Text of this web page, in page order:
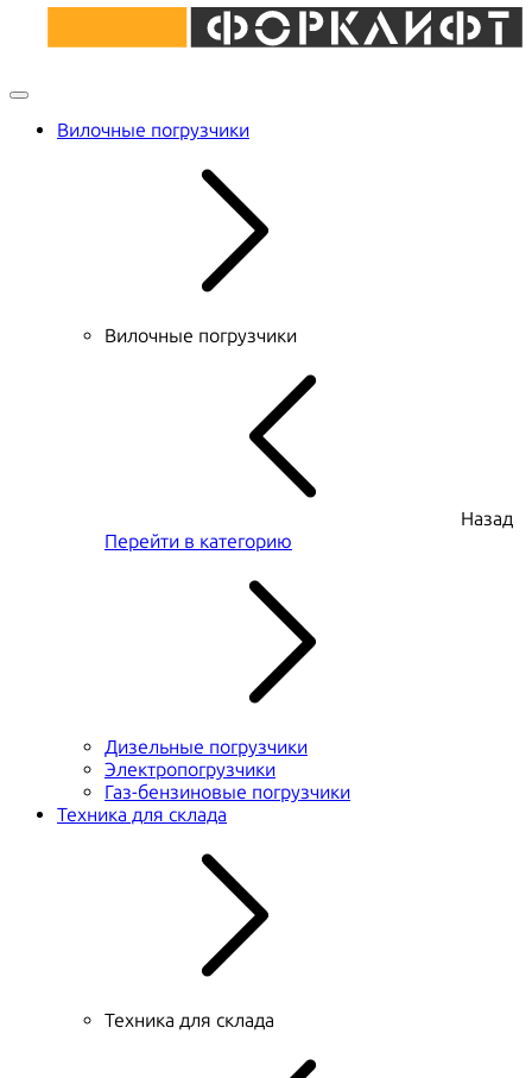
Вилочные погрузчики
Вилочные погрузчики
Назад
Перейти в категорию
Дизельные погрузчики
Электропогрузчики
Газ-бензиновые погрузчики
Техника для склада
Техника для склада